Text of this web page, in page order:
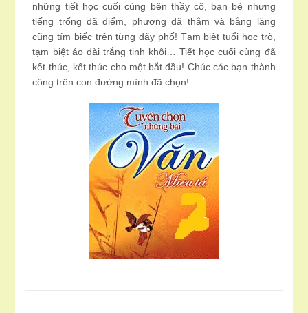
những tiết học cuối cùng bên thầy cô, bạn bè nhưng
tiếng trống đã điểm, phượng đã thắm và bằng lăng
cũng tím biếc trên từng dãy phố! Tạm biệt tuổi học trò,
tạm biệt áo dài trắng tinh khôi… Tiết học cuối cùng đã
kết thúc, kết thúc cho một bắt đầu! Chúc các bạn thành
công trên con đường mình đã chọn!